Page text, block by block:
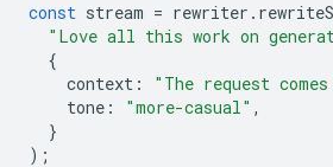
const stream = rewriter .
"Love all this work on
{
context :
"The request
tone : "more-casual" ,
}
);